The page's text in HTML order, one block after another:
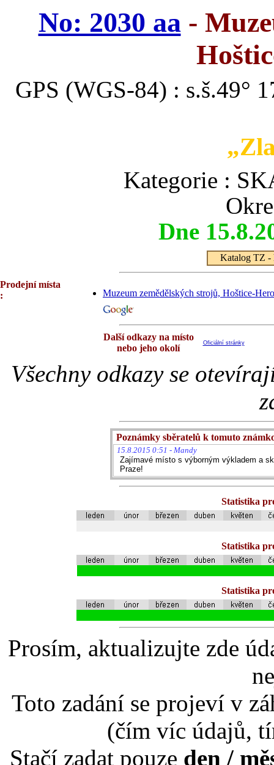
No: 2030 aa-
GPS (WGS-84) : s.š.49°
Kategorie :
Dne
Katalog TZ -
Prodejní místa
:
Muzeum zemědělských strojů, Hoštice-
Další odkazy na místo
nebo jeho okolí
Oficiální stránky
Všechny odkazy se
Poznámky sběratelů k tomuto
15.8.2015 0:51 - Mandy
Zajímavé místo s výborným výkladem a
Praze!
Statistika
Statistika
Statistika
Prosím, aktualizujte zde
Toto zadání se projeví v
(čím víc údajů,
Stačí zadat pouze den /